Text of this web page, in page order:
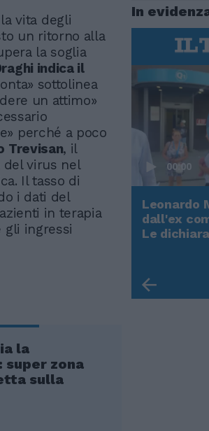
vita degli
un ritorno alla
la soglia
indica il
sottolinea
un attimo»
perché a poco
Trevisan, il
del virus nel
Il tasso di
i dati del
in terapia
gli ingressi
la
super zona
sulla
In
a Come States?
e la strategia
00:00
Leonardo
dall'ex
Le